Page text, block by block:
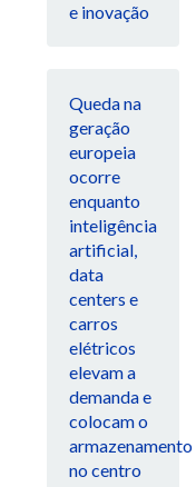
e inovação
Queda na
geração
europeia
ocorre
enquanto
inteligência
artificial,
data
centers e
carros
elétricos
elevam a
demanda e
colocam o
armazenamento
no centro